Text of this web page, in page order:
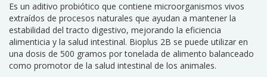
Es un aditivo probiótico que contiene microorganismos vivos
extraídos de procesos naturales que ayudan a mantener la
estabilidad del tracto digestivo, mejorando la eficiencia
alimenticia y la salud intestinal. Bioplus 2B se puede utilizar en
una dosis de 500 gramos por tonelada de alimento balanceado
como promotor de la salud intestinal de los animales.